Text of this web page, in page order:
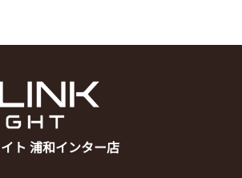
ト 浦和インター店